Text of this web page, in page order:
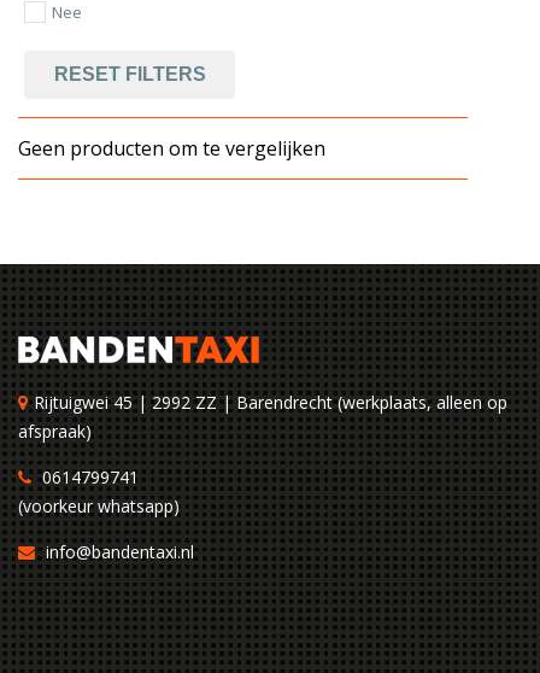
Nee
RESET FILTERS
Geen producten om te vergelijken
Rijtuigwei 45 | 2992 ZZ | Barendrecht (werkplaats, alleen op
afspraak)
0614799741
(voorkeur whatsapp)
info@bandentaxi.nl